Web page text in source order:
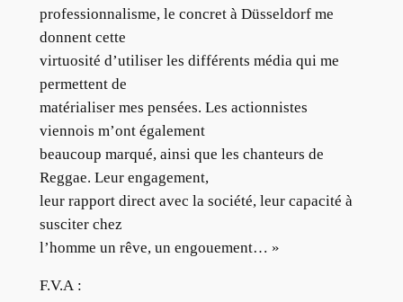
professionnalisme, le concret à Düsseldorf me
donnent cette
virtuosité d’utiliser les différents média qui me
permettent de
matérialiser mes pensées. Les actionnistes
viennois m’ont également
beaucoup marqué, ainsi que les chanteurs de
Reggae. Leur engagement,
leur rapport direct avec la société, leur capacité à
susciter chez
l’homme un rêve, un engouement… »
F.V.A :